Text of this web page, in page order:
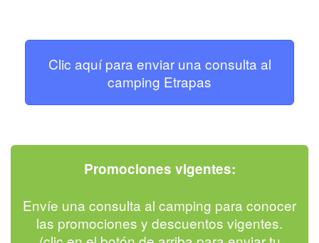
Clic aquí para enviar una consulta al
camping Etrapas
Promociones vigentes:
Envíe una consulta al camping para conocer
las promociones y descuentos vigentes.